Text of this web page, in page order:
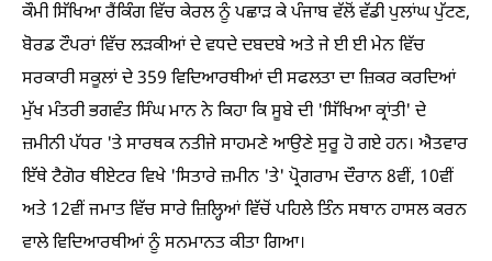
ਕੌਮੀ ਸਿੱਖਿਆ ਰੈਂਕਿੰਗ ਵਿੱਚ ਕੇਰਲ ਨੂੰ ਪਛਾੜ ਕੇ ਪੰਜਾਬ ਵੱਲੋਂ ਵੱਡੀ ਪੁਲਾਂਘ ਪੁੱਟਣ,
ਬੋਰਡ ਟੌਪਰਾਂ ਵਿੱਚ ਲੜਕੀਆਂ ਦੇ ਵਧਦੇ ਦਬਦਬੇ ਅਤੇ ਜੇ ਈ ਈ ਮੇਨ ਵਿੱਚ
ਸਰਕਾਰੀ ਸਕੂਲਾਂ ਦੇ 359 ਵਿਦਿਆਰਥੀਆਂ ਦੀ ਸਫਲਤਾ ਦਾ ਜ਼ਿਕਰ ਕਰਦਿਆਂ
ਮੁੱਖ ਮੰਤਰੀ ਭਗਵੰਤ ਸਿੰਘ ਮਾਨ ਨੇ ਕਿਹਾ ਕਿ ਸੂਬੇ ਦੀ 'ਸਿੱਖਿਆ ਕ੍ਰਾਂਤੀ' ਦੇ
ਜ਼ਮੀਨੀ ਪੱਧਰ 'ਤੇ ਸਾਰਥਕ ਨਤੀਜੇ ਸਾਹਮਣੇ ਆਉਣੇ ਸੁਰੂ ਹੋ ਗਏ ਹਨ। ਐਤਵਾਰ
ਇੱਥੇ ਟੈਗੋਰ ਥੀਏਟਰ ਵਿਖੇ 'ਸਿਤਾਰੇ ਜ਼ਮੀਨ 'ਤੇ' ਪ੍ਰੋਗਰਾਮ ਦੌਰਾਨ 8ਵੀਂ, 10ਵੀਂ
ਅਤੇ 12ਵੀਂ ਜਮਾਤ ਵਿੱਚ ਸਾਰੇ ਜ਼ਿਲ੍ਹਿਆਂ ਵਿੱਚੋਂ ਪਹਿਲੇ ਤਿੰਨ ਸਥਾਨ ਹਾਸਲ ਕਰਨ
ਵਾਲੇ ਵਿਦਿਆਰਥੀਆਂ ਨੂੰ ਸਨਮਾਨਤ ਕੀਤਾ ਗਿਆ।